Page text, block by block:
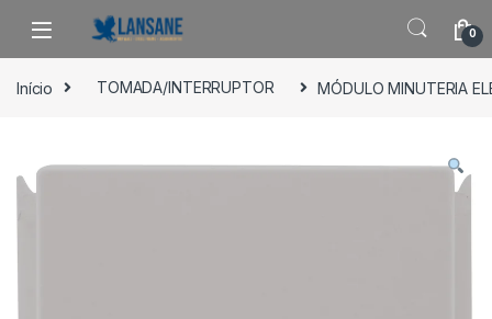
Saltar para navegação
Pular para o conteúdo
0
Início TOMADA/INTERRUPTOR MÓDULO MINUTERIA